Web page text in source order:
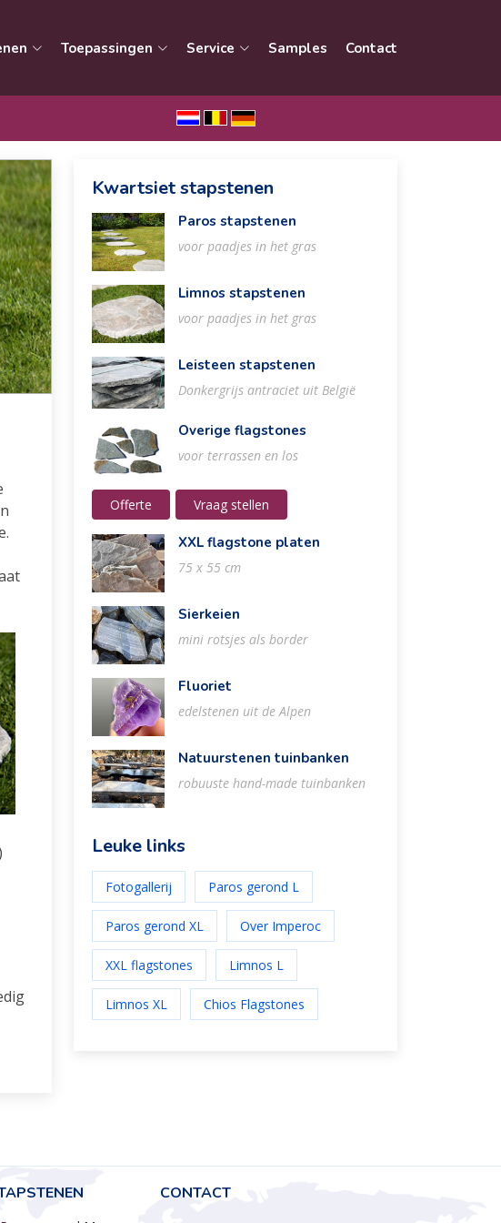
Toepassingen Service Samples Contact
Kwartsiet stapstenen
Paros stapstenen
voor paadjes in het gras
Limnos stapstenen
voor paadjes in het gras
Leisteen stapstenen
Donkergrijs antraciet uit België
Overige flagstones
voor terrassen en los
Offerte Vraag stellen
XXL flagstone platen
75 x 55 cm
Sierkeien
mini rotsjes als border
Fluoriet
edelstenen uit de Alpen
Natuurstenen tuinbanken
robuuste hand-made tuinbanken
Leuke links
Fotogallerij Paros gerond L
Paros gerond XL Over Imperoc
XXL flagstones Limnos L
Limnos XL Chios Flagstones
CONTACT